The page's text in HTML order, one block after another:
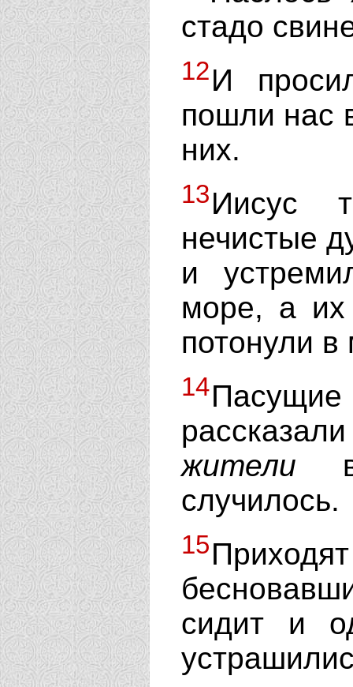
стадо
12И
пошли нас
них.
13Иисус
нечистые
и
море, а их
потонули в
14
жители
случилось.
15
сидит и